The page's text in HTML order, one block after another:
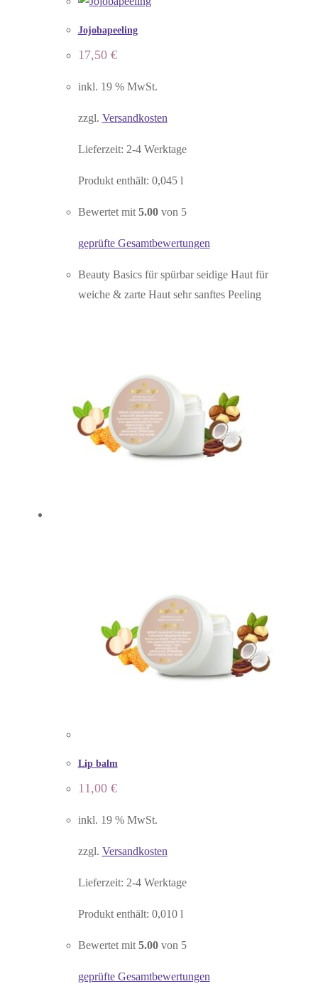
Jojobapeeling
17,50 €
inkl. 19 % MwSt.
zzgl. Versandkosten
Lieferzeit: 2-4 Werktage
Produkt enthält: 0,045 l
Bewertet mit 5.00von 5
geprüfte Gesamtbewertungen
Beauty Basics für spürbar seidige Haut für
weiche & zarte Haut sehr sanftes Peeling
Lip balm
11,00 €
inkl. 19 % MwSt.
zzgl. Versandkosten
Lieferzeit: 2-4 Werktage
Produkt enthält: 0,010 l
Bewertet mit 5.00von 5
geprüfte Gesamtbewertungen